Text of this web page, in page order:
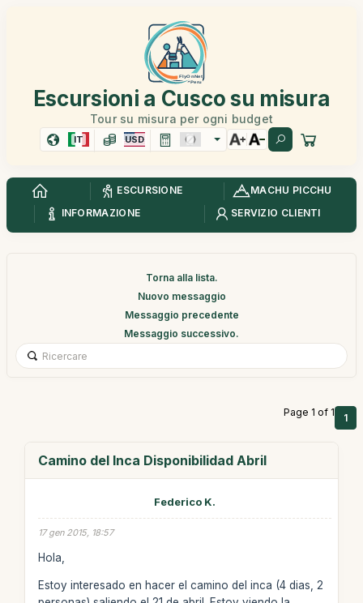
Escursioni a Cusco su misura
Tour su misura per ogni budget
IT USD
ESCURSIONE
MACHU PICCHU
INFORMAZIONE
SERVIZIO CLIENTI
Torna alla lista.
Nuovo messaggio
Messaggio precedente
Messaggio successivo.
Page 1 of 1 1
Camino del Inca Disponibilidad Abril
Federico K.
17 gen 2015, 18:57
Hola,
Estoy interesado en hacer el camino del inca (4 dias, 2